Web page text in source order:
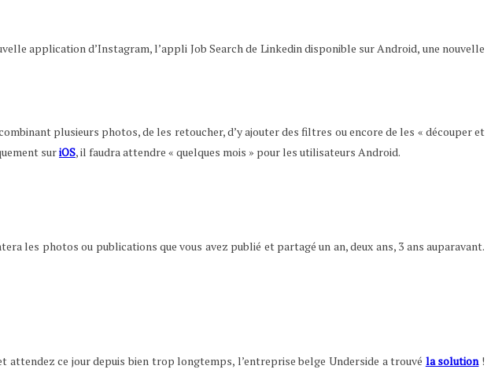
application d’Instagram, l’appli Job Search de Linkedin disponible sur Android, une nouvelle
plusieurs photos, de les retoucher, d’y ajouter des filtres ou encore de les « découper et
suriOS, il faudra attendre « quelques mois » pour les utilisateurs Android.
les photos ou publications que vous avez publié et partagé un an, deux ans, 3 ans auparavant.
ce jour depuis bien trop longtemps, l’entreprise belge Underside a trouvé la solution!